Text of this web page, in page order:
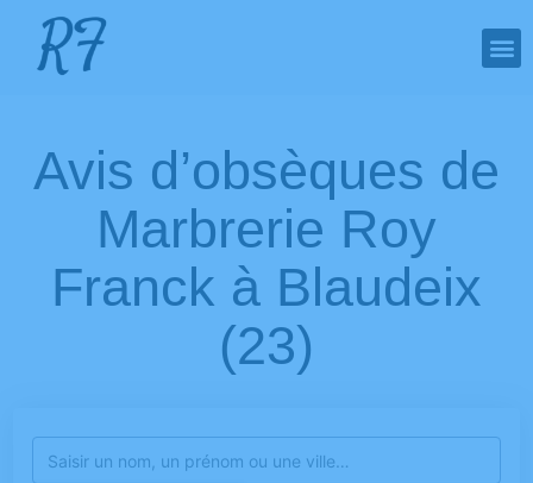
Avis d’obsèques de
Marbrerie Roy
Franck à Blaudeix
(23)